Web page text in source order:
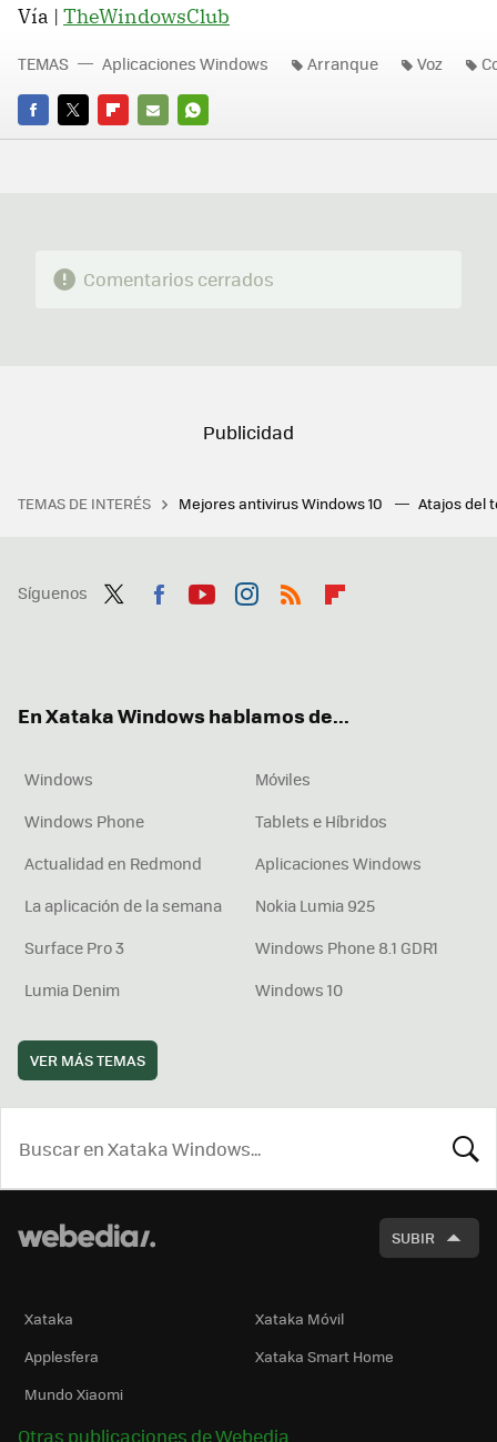
Vía | TheWindowsClub
FACEBOOK
TWITTERFLIPBOARD
E-
WHATSAPP
TEMAS Aplicaciones Windows Arranque Voz
Comentarios cerrados
TEMAS DE INTERÉS Mejores antivirus Windows 10 Atajos del
Síguenos
En Xataka Windows hablamos de...
Windows
Móviles
Windows Phone
Tablets e Híbridos
Actualidad en Redmond
Aplicaciones Windows
La aplicación de la semana
Nokia Lumia 925
Surface Pro 3
Windows Phone 8.1 GDR1
Lumia Denim
Windows 10
VER MÁS TEMAS
SUBIR
Xataka
Xataka Móvil
Applesfera
Xataka Smart Home
Mundo Xiaomi
Otras publicaciones de Webedia